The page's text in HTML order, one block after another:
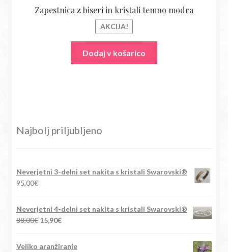
Zapestnica z biseri in kristali temno modra
AKCIJA!
Dodaj v košarico
Najbolj priljubljeno
Neverjetni 3-delni set nakita s kristali Swarovski®
95,00€
Neverjetni 4-delni set nakita s kristali Swarovski®
88,00€ Izvirna
15,90€Trenutna
Veliko aranžiranje